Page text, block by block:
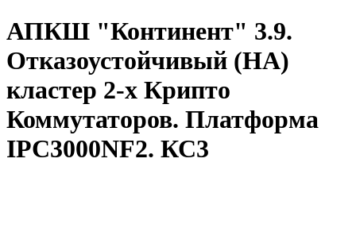
АПКШ "Континент" 3.9.
Отказоустойчивый (HA)
кластер 2-х Крипто
Коммутаторов. Платформа
IPC3000NF2. КС3